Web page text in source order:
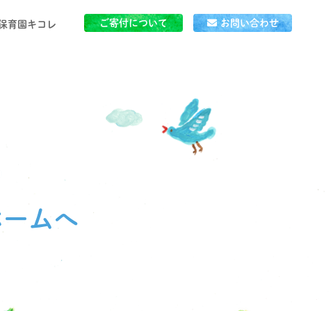
育園キコレ ご寄付について お問い合わせ
ムへ